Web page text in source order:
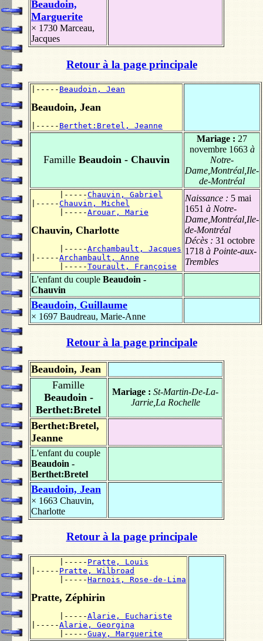
Beaudoin,
Marguerite
× 1730 Marceau,
Jacques
Retour à la page principale
|----- Beaudoin, Jean
Beaudoin, Jean
|----- Berthet:Bretel, Jeanne
FamilleBeaudoin - Chauvin
Mariage : 27
novembre 1663à
Notre-
Dame,Montréal,Ile-
de-Montréal
      |-----
Chauvin, Gabriel
|-----Chauvin, Michel
      |-----
Arouar, Marie
Chauvin, Charlotte
      |-----
Archambault, Jacques
|-----Archambault, Anne
      |-----
Tourault, Françoise
Naissance : 5 mai
1651 à Notre-
Dame,Montréal,Ile-
de-Montréal
Décès : 31 octobre
1718 à Pointe-aux-
Trembles
L'enfant du couple Beaudoin -
Chauvin
Beaudoin, Guillaume
× 1697 Baudreau, Marie-Anne
Retour à la page principale
Beaudoin, Jean
Famille
Beaudoin -
Berthet:Bretel
Mariage : St-Martin-De-La-
Jarrie,La Rochelle
Berthet:Bretel,
Jeanne
L'enfant du couple
Beaudoin -
Berthet:Bretel
Beaudoin, Jean
× 1663 Chauvin,
Charlotte
Retour à la page principale
      |-----
Pratte, Louis
|----- Pratte, Wilbroad
      |-----
Harnois, Rose-de-Lima
Pratte, Zéphirin
      |-----
Alarie, Euchariste
|-----Alarie, Georgina
      |-----
Guay, Marguerite